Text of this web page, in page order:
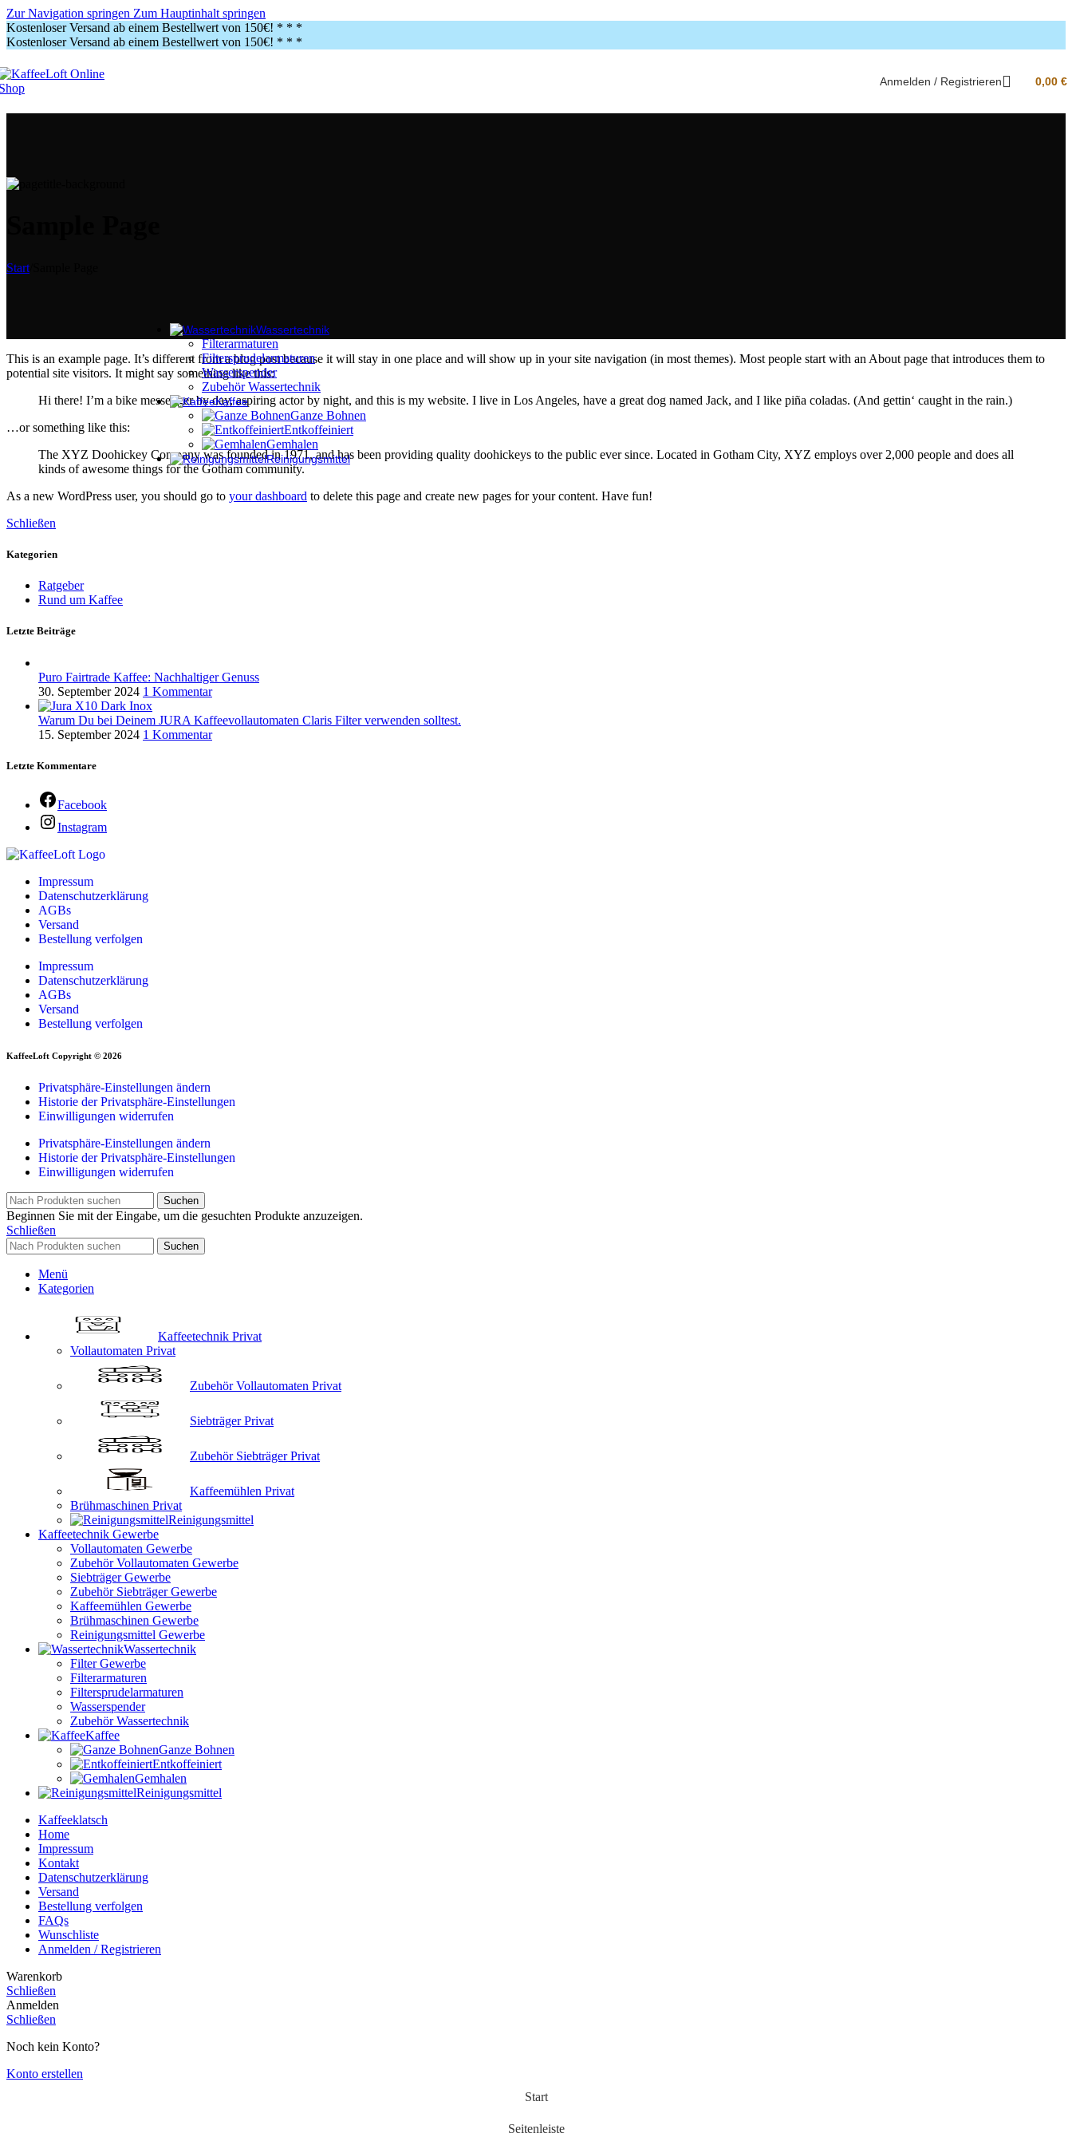
Zur Navigation springen Zum Hauptinhalt springen
Kostenloser Versand ab einem Bestellwert von 150€! * * *
Kostenloser Versand ab einem Bestellwert von 150€! * * *
Gewerbe
Vollautomaten
Brühmaschinen
Wassertechnik
Filterarmaturen
Filtersprudelarmaturen
Wasserspender
Zubehör Wassertechnik
Kaffee
Ganze Bohnen
Entkoffeiniert
Gemhalen
Reinigungsmittel
Anmelden / Registrieren 0,00 €
Start
This is an example page. It’s different from a blog post because it will stay in one place and will show up in your site navigation (in most themes). Most people start with an About page that introduces them to
potential site visitors. It might say something like this:
Hi there! I’m a bike messenger by day, aspiring actor by night, and this is my website. I live in Los Angeles, have a great dog named Jack, and I like piña coladas. (And gettin‘ caught in the rain.)
…or something like this:
The XYZ Doohickey Company was founded in 1971, and has been providing quality doohickeys to the public ever since. Located in Gotham City, XYZ employs over 2,000 people and does all
kinds of awesome things for the Gotham community.
As a new WordPress user, you should go to your dashboard to delete this page and create new pages for your content. Have fun!
Schließen
Kategorien
Ratgeber
Rund um Kaffee
Letzte Beiträge
Puro Fairtrade Kaffee: Nachhaltiger Genuss
30. September 2024 1 Kommentar
Warum Du bei Deinem JURA Kaffeevollautomaten Claris Filter verwenden solltest.
15. September 2024 1 Kommentar
Letzte Kommentare
Facebook
Instagram
Impressum
Datenschutzerklärung
AGBs
Versand
Bestellung verfolgen
Impressum
Datenschutzerklärung
AGBs
Versand
Bestellung verfolgen
KaffeeLoft Copyright © 2026
Privatsphäre-Einstellungen ändern
Historie der Privatsphäre-Einstellungen
Einwilligungen widerrufen
Privatsphäre-Einstellungen ändern
Historie der Privatsphäre-Einstellungen
Einwilligungen widerrufen
Suchen
Beginnen Sie mit der Eingabe, um die gesuchten Produkte anzuzeigen.
Schließen
Suchen
Menü
Kategorien
Kaffeetechnik Privat
Vollautomaten Privat
Zubehör Vollautomaten Privat
Siebträger Privat
Zubehör Siebträger Privat
Kaffeemühlen Privat
Brühmaschinen Privat
Reinigungsmittel
Kaffeetechnik Gewerbe
Vollautomaten Gewerbe
Zubehör Vollautomaten Gewerbe
Siebträger Gewerbe
Zubehör Siebträger Gewerbe
Kaffeemühlen Gewerbe
Brühmaschinen Gewerbe
Reinigungsmittel Gewerbe
Wassertechnik
Filter Gewerbe
Filterarmaturen
Filtersprudelarmaturen
Wasserspender
Zubehör Wassertechnik
Kaffee
Ganze Bohnen
Entkoffeiniert
Gemhalen
Reinigungsmittel
Kaffeeklatsch
Home
Impressum
Kontakt
Datenschutzerklärung
Versand
Bestellung verfolgen
FAQs
Wunschliste
Anmelden / Registrieren
Warenkorb
Schließen
Anmelden
Schließen
Noch kein Konto?
Konto erstellen
Start
Seitenleiste